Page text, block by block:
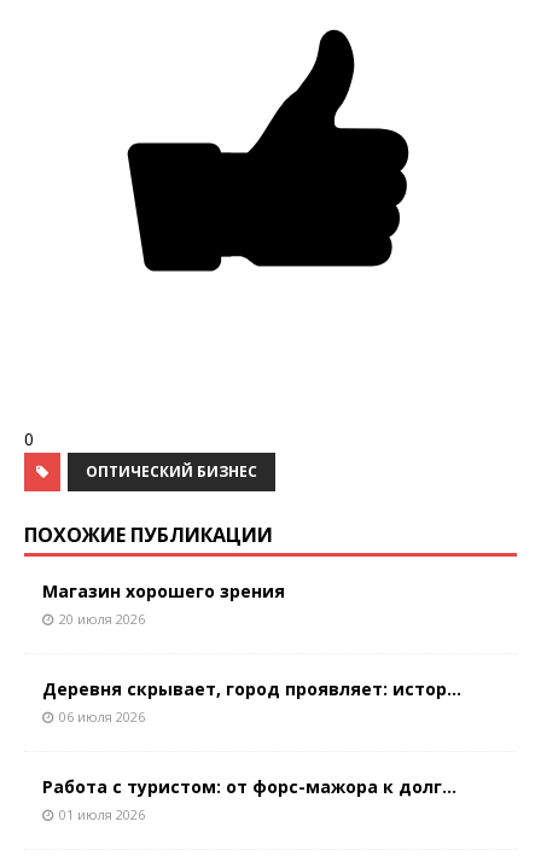
0
ОПТИЧЕСКИЙ БИЗНЕС
ПОХОЖИЕ ПУБЛИКАЦИИ
Магазин хорошего зрения
20 июля 2026
Деревня скрывает, город проявляет: истор...
06 июля 2026
Работа с туристом: от форс-мажора к долг...
01 июля 2026